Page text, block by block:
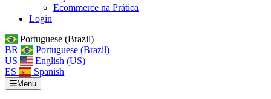
Ecommerce na Prática
Login
Portuguese (Brazil)
BR
Portuguese (Brazil)
US
English (US)
ES
Spanish
Menu